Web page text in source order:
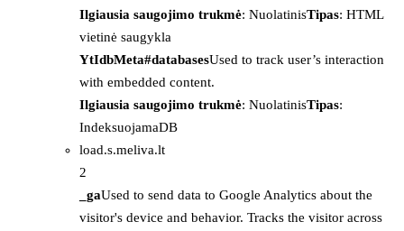
Ilgiausia saugojimo trukmė: NuolatinisTipas: HTML
vietinė saugykla
YtIdbMeta#databasesUsed to track user’s interaction
with embedded content.
Ilgiausia saugojimo trukmė: NuolatinisTipas:
IndeksuojamaDB
load.s.meliva.lt
2
_gaUsed to send data to Google Analytics about the
visitor's device and behavior. Tracks the visitor across